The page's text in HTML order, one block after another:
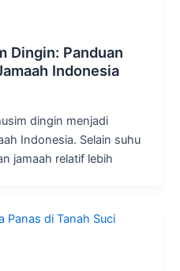
Dingin: Panduan
Indonesia
dingin menjadi
Indonesia. Selain suhu
jamaah relatif lebih